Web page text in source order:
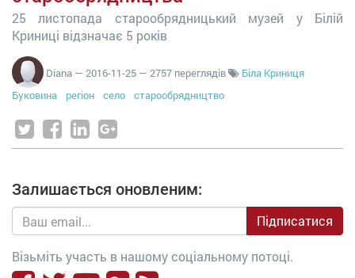
25 листопада старообрядницький музей у Білій
Криниці відзначає 5 років
Diana — 2016-11-25 — 2757 переглядів
Біла Криниця
Буковина
регіон село старообрядництво
Залишається оновленим:
Підписатися
Візьміть участь в нашому соціальному потоці.